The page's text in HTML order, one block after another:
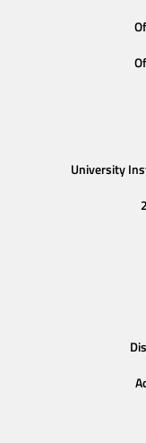
University